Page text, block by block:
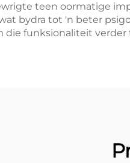
teen oormatige
bydra tot 'n beter
die funksionaliteit